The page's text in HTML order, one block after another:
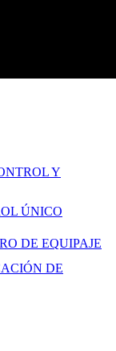
Y
ÚNICO
DE EQUIPAJE
DE